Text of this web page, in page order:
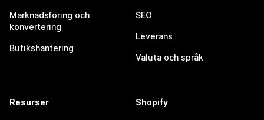
Marknadsföring och
konvertering
Butikshantering
SEO
Leverans
Valuta och språk
Resurser Shopify